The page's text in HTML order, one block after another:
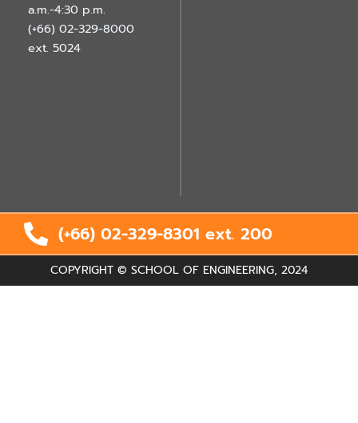
a.m.-4:30 p.m.
(+66) 02-329-8000
ext. 5024
(+66) 02-329-8301 ext. 200
COPYRIGHT © SCHOOL OF ENGINEERING, 2024